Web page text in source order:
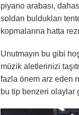
piyano arabası,
soldan buldukları
kopmalarına hatta
Unutmayın bu gibi
müzik aletlerinizi
fazla önem arz eden
bu tip benzeri olaylar